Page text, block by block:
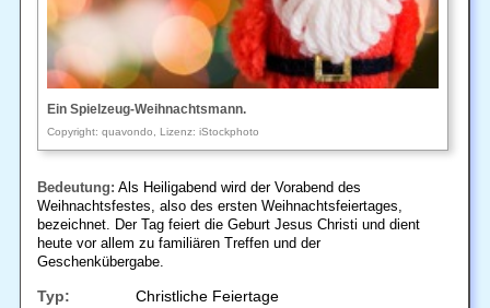
Ein Spielzeug-Weihnachtsmann.
Copyright: quavondo, Lizenz: iStockphoto
Bedeutung: Als Heiligabend wird der Vorabend des
Weihnachtsfestes, also des ersten Weihnachtsfeiertages,
bezeichnet. Der Tag feiert die Geburt Jesus Christi und dient
heute vor allem zu familiären Treffen und der
Geschenkübergabe.
Typ:
Christliche Feiertage